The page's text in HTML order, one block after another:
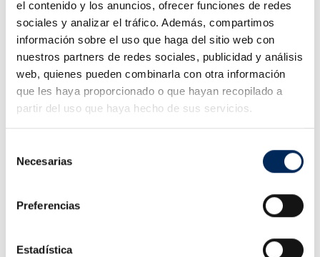
el contenido y los anuncios, ofrecer funciones de redes
sociales y analizar el tráfico. Además, compartimos
información sobre el uso que haga del sitio web con
nuestros partners de redes sociales, publicidad y análisis
web, quienes pueden combinarla con otra información
que les haya proporcionado o que hayan recopilado a
partir del uso que haya hecho de sus servicios.
Necesarias
Preferencias
Estadística
Online desde 2011
Descripción
Delantero